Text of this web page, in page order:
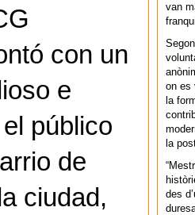
con un
e
público
de
ciudad,
van
on es
la
la
des